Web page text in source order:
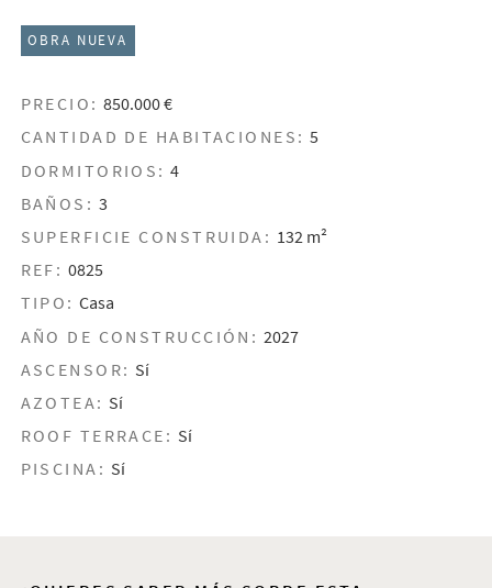
OBRA NUEVA
PRECIO: 850.000 €
CANTIDAD DE HABITACIONES: 5
DORMITORIOS: 4
BAÑOS: 3
SUPERFICIE CONSTRUIDA: 132 m²
REF: 0825
TIPO: Casa
AÑO DE CONSTRUCCIÓN: 2027
ASCENSOR: Sí
AZOTEA: Sí
ROOF TERRACE: Sí
PISCINA: Sí